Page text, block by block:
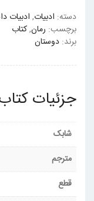
دسته: ادبیات, ادبیات
برچسب: رمان,کتاب
برند: دوستان
جزئیات
شابک
مترجم
قطع